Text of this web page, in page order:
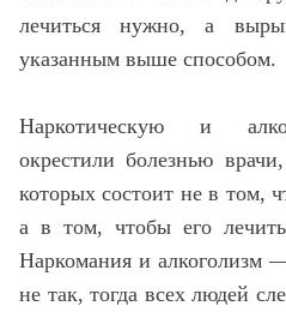
лечиться нужно, а
указанным выше способом.
Наркотическую и
окрестили болезнью
которых состоит не в том,
а в том, чтобы его
Наркомания и алкоголизм
не так, тогда всех людей